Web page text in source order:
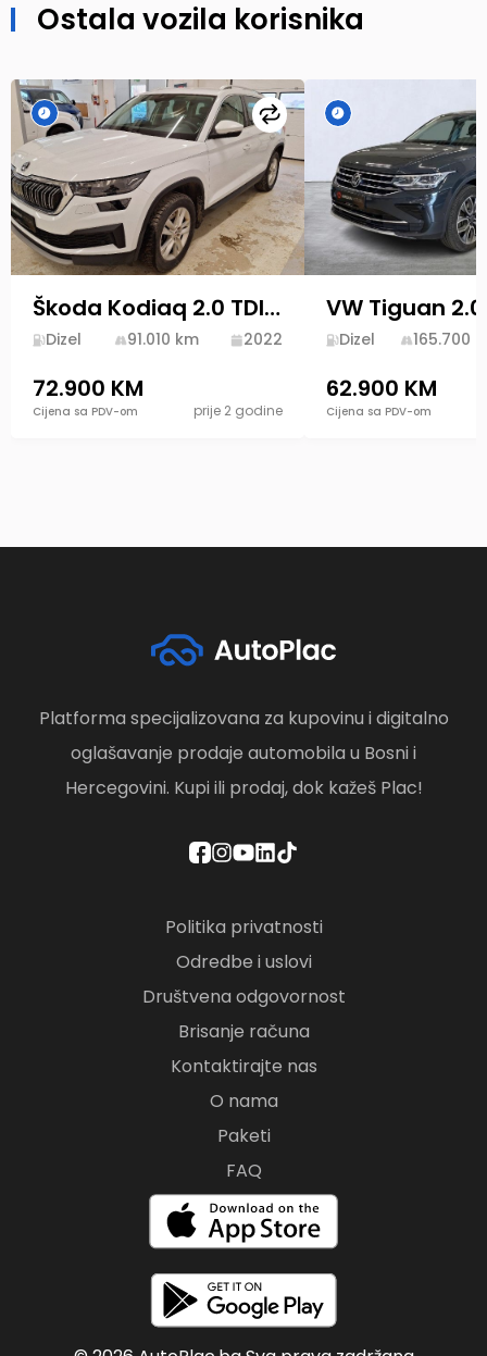
Ostala vozila korisnika
Uporedi
Škoda Kodiaq 2.0 TDI 200ks 4x4 DSG 2022 Style Novi Model
Dizel 91.010 km 2022
72.900 KM
Cijena sa PDV-om prije 2 godine
Dizel 165.700
62.900 KM
Cijena sa PDV-om
Platforma specijalizovana za kupovinu i digitalno
oglašavanje prodaje automobila u Bosni i
Hercegovini. Kupi ili prodaj, dok kažeš Plac!
Politika privatnosti
Odredbe i uslovi
Društvena odgovornost
Brisanje računa
Kontaktirajte nas
O nama
Paketi
FAQ